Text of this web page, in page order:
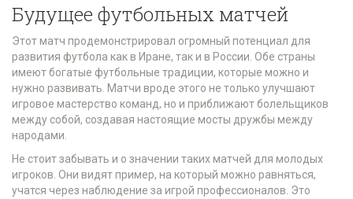
Будущее футбольных матчей
Этот матч продемонстрировал огромный потенциал для
развития футбола как в Иране, так и в России. Обе страны
имеют богатые футбольные традиции, которые можно и
нужно развивать. Матчи вроде этого не только улучшают
игровое мастерство команд, но и приближают болельщиков
между собой, создавая настоящие мосты дружбы между
народами.
Не стоит забывать и о значении таких матчей для молодых
игроков. Они видят пример, на который можно равняться,
учатся через наблюдение за игрой профессионалов. Это